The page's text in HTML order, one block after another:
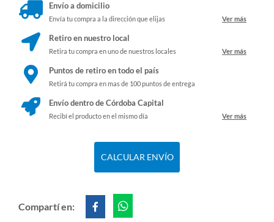
Envío a domicilio
Envía tu compra a la dirección que elijas Ver más
Retiro en nuestro local
Retira tu compra en uno de nuestros locales Ver más
Puntos de retiro en todo el país
Retirá tu compra en mas de 100 puntos de entrega
Envío dentro de Córdoba Capital
Recibí el producto en el mismo día Ver más
CALCULAR ENVÍO
Compartí en: